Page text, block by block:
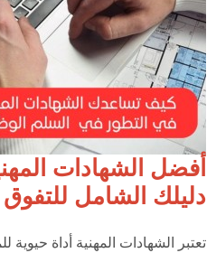
أفضل الشهادات
دليلك الشامل
تعتبر الشهادات المهنية أداة حيوية